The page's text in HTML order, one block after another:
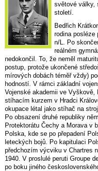
světové války,
století.
Bedřich
rodina
n/L. Po
reálném
nedokončil. To, že neměl
postup, protože ukončené
mírových dobách téměř vždy)
hodností. V rámci základní
Vojenské akademii ve Vyškově,
stíhacím kurzem v Hradci
okupace létal jako stíhač na
Po obsazení druhé republiky
Protektorátu Čechy a Morava v
Polska, kde se po přepadení
leteckých bojů. Po kapitulaci
předchozím výcviku v Chartres
1940. V proslulé peruti Groupe
po boku jiného